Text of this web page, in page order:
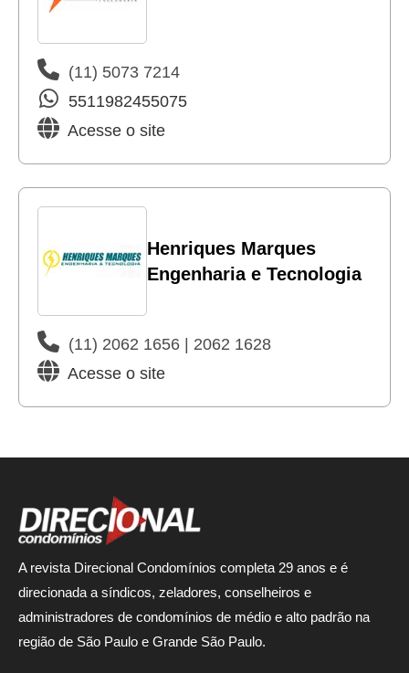
(11) 5073 7214
5511982455075
Acesse o site
Henriques Marques
Engenharia e Tecnologia
(11) 2062 1656 | 2062 1628
Acesse o site
A revista Direcional Condomínios completa 29 anos e é
direcionada a síndicos, zeladores, conselheiros e
administradores de condomínios de médio e alto padrão na
região de São Paulo e Grande São Paulo.